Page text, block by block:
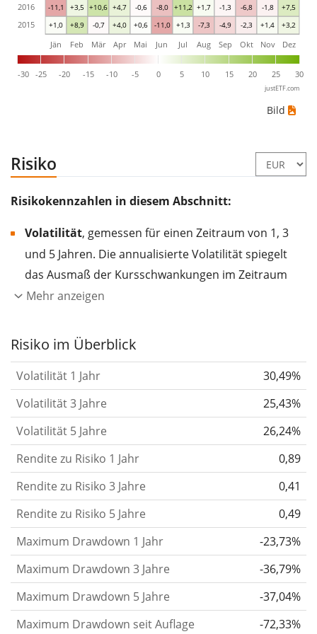
+1,0 +8,9 -0,7 +4,0 +0,6 -11,0 +1,3 -7,3 -4,9 -2,3 +1,4 +3,2
-11,1 +3,5 +10,6 +4,7 -0,6 -8,0 +11,2 +1,7 -1,3 -6,8 -1,8 +7,5
-30 -25 -20 -15 -10 -5 0 5 10 15 20 25 30
Jän Feb Mär Apr Mai Jun Jul Aug Sep Okt Nov Dez
2015
2016
justETF.com
Bild
Risiko
Risikokennzahlen in diesem Abschnitt:
Volatilität, gemessen für einen Zeitraum von 1, 3
und 5 Jahren. Die annualisierte Volatilität spiegelt
das Ausmaß der Kursschwankungen im Zeitraum
eines Jahres wider.
Aktie, des ETF, usw.) in der Vergangenheit
gelten im Allgemeinen als risikoreicher. Wir
berechnen die Volatilität auf Basis der Daten der
letzten 1, 3 und 5 Jahre, damit du sehen kannst, ob
die Kursschwankungen im Laufe der Zeit stärker
oder schwächer wurden. Weitere Informationen
findest du in unserem Artikel:
Risikomaß.
Rendite pro Risikofür Zeiträume von 1, 3 und 5
Jahren. Diese Kennzahl ist definiert als die
annualisierte (d. h. auf einen Einjahreszeitraum
umgerechnete) historische Rendite geteilt durch die
historische annualisierte Volatilität.Rendite pro
Risiko setzt die historische Rendite eines
Mehr anzeigen
Risiko im Überblick
Volatilität 1 Jahr
30,49%
Volatilität 3 Jahre
25,43%
Volatilität 5 Jahre
26,24%
Rendite zu Risiko 1 Jahr
0,89
Rendite zu Risiko 3 Jahre
0,41
Rendite zu Risiko 5 Jahre
0,49
Maximum Drawdown 1 Jahr
-23,73%
Maximum Drawdown 3 Jahre
-36,79%
Maximum Drawdown 5 Jahre
-37,04%
Maximum Drawdown seit Auflage
-72,33%